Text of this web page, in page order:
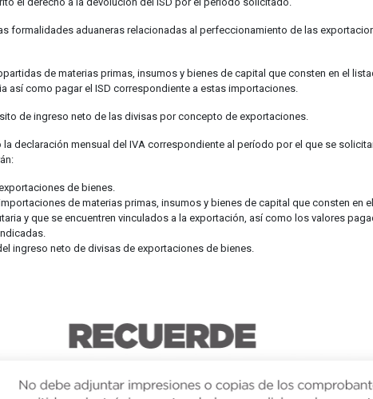
formalidades aduaneras relacionadas al perfeccionamiento de las
de materias primas, insumos y bienes de capital que consten en el
así como pagar el ISD correspondiente a estas importaciones.
de ingreso neto de las divisas por concepto de exportaciones.
la declaración mensual del IVA correspondiente al período por el que se
de bienes.
de materias primas, insumos y bienes de capital que consten en
y que se encuentren vinculados a la exportación, así como los valores
ingreso neto de divisas de exportaciones de bienes.